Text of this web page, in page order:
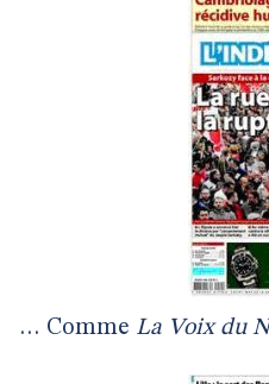
… Comme La Voix du